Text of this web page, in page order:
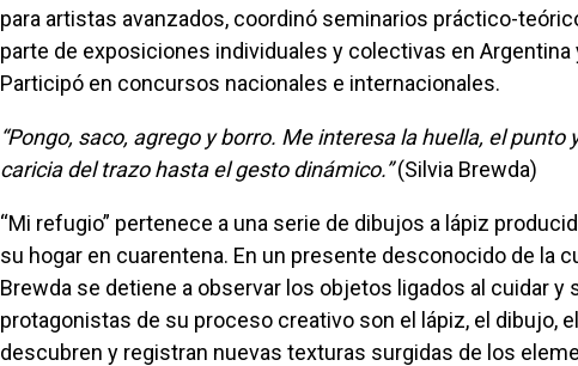
para artistas avanzados, coordinó seminarios práctico-
parte de exposiciones individuales y colectivas en Argentina
Participó en concursos nacionales e internacionales.
“Pongo, saco, agrego y borro. Me interesa la huella, el punto y la línea, desde la
caricia del trazo hasta el gesto dinámico.”(Silvia Brewda)
“Mi refugio” pertenece a una serie de dibujos a lápiz producidos a partir de fotos de
su hogar en cuarentena. En un presente desconocido de la
Brewda se detiene a observar los objetos ligados al cuidar y
protagonistas de su proceso creativo son el lápiz, el dibujo,
descubren y registran nuevas texturas surgidas de los